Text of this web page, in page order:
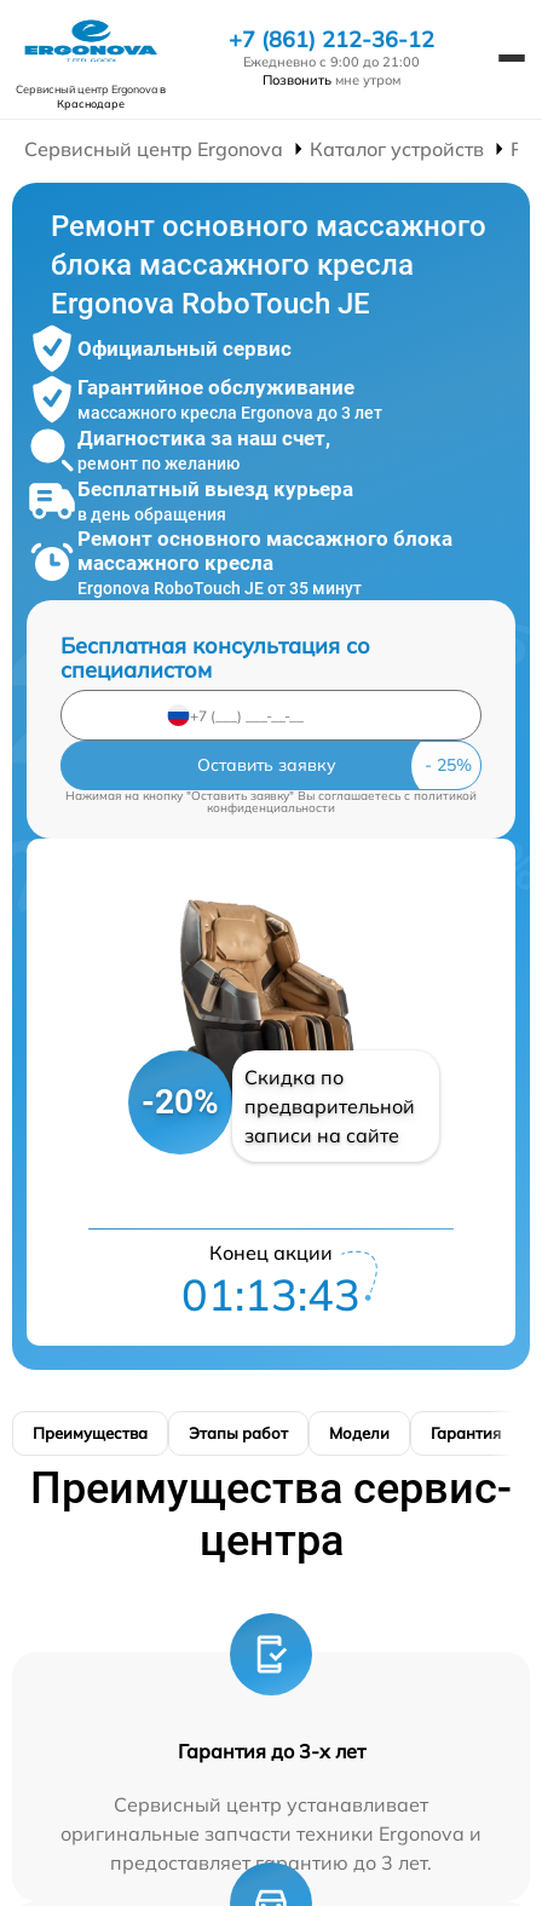
Сервисный центр Ergonovaв
Краснодаре
+7 (861) 212-36-12
Ежедневно с 9:00 до 21:00
Позвонить мне утром
Сервисный центр Ergonova Каталог устройств
Ремонт основного массажного
блока массажного кресла
Ergonova RoboTouch JE
Официальный сервис
Гарантийное обслуживание
массажного кресла Ergonova до 3 лет
Диагностика за наш счет,
ремонт по желанию
Бесплатный выезд курьера
в день обращения
Ремонт основного массажного блока
массажного кресла
Ergonova RoboTouch JE от 35 минут
Бесплатная консультация со
специалистом
Оставить заявку
Нажимая на кнопку "Оставить заявку" Вы соглашаетесь cполитикой
конфиденциальности
-20%
Скидка по
предварительной
записи на сайте
Конец акции
01:13:42
Преимущества Этапы работ Модели Гарантия
Преимущества сервис-
центра
Гарантия до 3-х лет
Сервисный центр устанавливает
оригинальные запчасти техники Ergonova и
предоставляет гарантию до 3 лет.